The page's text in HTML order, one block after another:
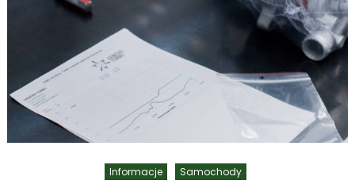
Informacje Samochody